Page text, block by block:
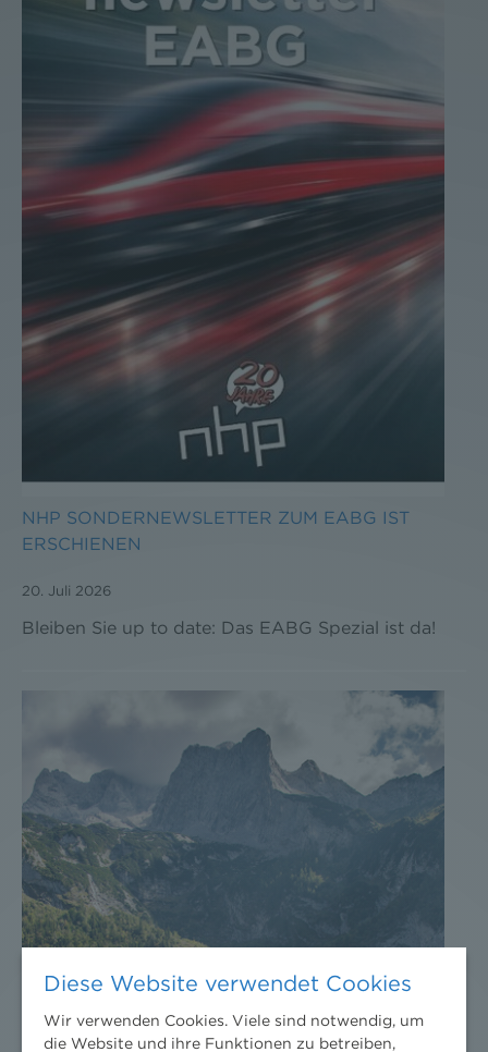
NHP SONDERNEWSLETTER ZUM EABG IST
ERSCHIENEN
20. Juli 2026
Bleiben Sie up to date: Das EABG Spezial ist da!
Diese Website verwendet Cookies
Wir verwenden Cookies. Viele sind notwendig, um
die Website und ihre Funktionen zu betreiben,